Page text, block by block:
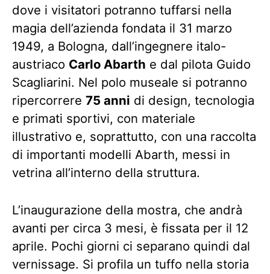
dove i visitatori potranno tuffarsi nella
magia dell’azienda fondata il 31 marzo
1949, a Bologna, dall’ingegnere italo-
austriaco Carlo Abarth e dal pilota Guido
Scagliarini. Nel polo museale si potranno
ripercorrere 75 anni di design, tecnologia
e primati sportivi, con materiale
illustrativo e, soprattutto, con una raccolta
di importanti modelli Abarth, messi in
vetrina all’interno della struttura.
L’inaugurazione della mostra, che andrà
avanti per circa 3 mesi, è fissata per il 12
aprile. Pochi giorni ci separano quindi dal
vernissage. Si profila un tuffo nella storia